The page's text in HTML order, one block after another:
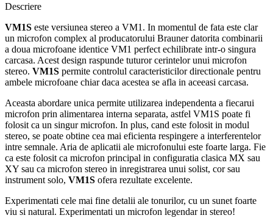
Descriere
VM1S este versiunea stereo a VM1. In momentul de fata este clar
un microfon complex al producatorului Brauner datorita combinarii
a doua microfoane identice VM1 perfect echilibrate intr-o singura
carcasa. Acest design raspunde tuturor cerintelor unui microfon
stereo. VM1S permite controlul caracteristicilor directionale pentru
ambele microfoane chiar daca acestea se afla in aceeasi carcasa.
Aceasta abordare unica permite utilizarea independenta a fiecarui
microfon prin alimentarea interna separata, astfel VM1S poate fi
folosit ca un singur microfon. In plus, cand este folosit in modul
stereo, se poate obtine cea mai eficienta respingere a interferentelor
intre semnale. Aria de aplicatii ale microfonului este foarte larga. Fie
ca este folosit ca microfon principal in configuratia clasica MX sau
XY sau ca microfon stereo in inregistrarea unui solist, cor sau
instrument solo, VM1S ofera rezultate excelente.
Experimentati cele mai fine detalii ale tonurilor, cu un sunet foarte
viu si natural. Experimentati un microfon legendar in stereo!